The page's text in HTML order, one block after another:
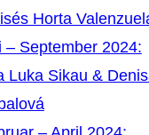
Horta
– September 2024:
Luka Sikau &